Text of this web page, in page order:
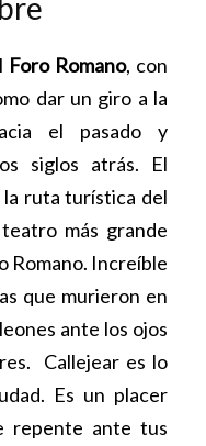
Foro Romano, con
dar un giro a la
el pasado y
siglos atrás. El
ruta turística del
más grande
Romano. Increíble
que murieron en
ante los ojos
Callejear es lo
Es un placer
repente ante tus